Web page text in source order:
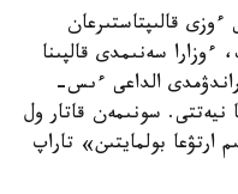
قالىپتاستىرعان
سەنىمدى قالپىنا
الداعى ءىس-
نيەتتى. سونىمەن قاتار ول
بولمايتىن» تاراپ